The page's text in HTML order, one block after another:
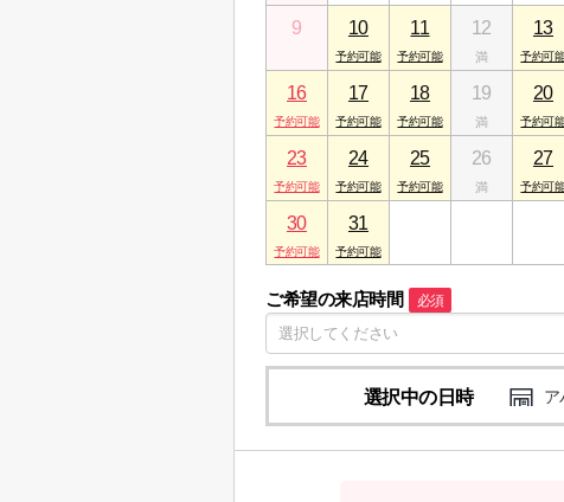
9 10 11 12 13
16 17 18 19 20
23 24 25 26 27
30 31
ご希望の来店時間 必須
選択中の日時